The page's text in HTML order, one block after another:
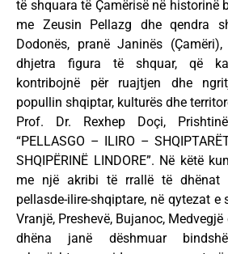
të shquara të Çamërisë në historinë
me Zeusin Pellazg dhe qendra
Dodonës, pranë Janinës
dhjetra figura të shquar, që
kontribojnë për ruajtjen dhe
popullin shqiptar, kulturës dhe
Prof. Dr. Rexhep Doçi,
“PELLASGO – ILIRO –
SHQIPËRINË LINDORE”. Në këtë
me një akribi të rrallë të dhënat
pellasde-ilire-shqiptare, në qytezat
Vranjë, Preshevë, Bujanoc,
dhëna janë dëshmuar